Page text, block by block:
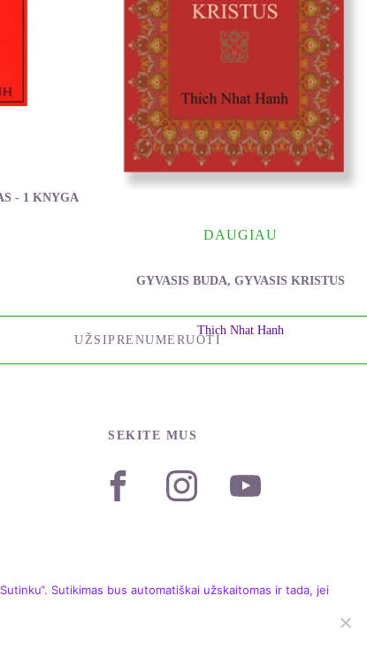
- 1 KNYGA
DAUGIAU
GYVASIS BUDA, GYVASIS KRISTUS
Thich Nhat Hanh
UŽSIPRENUMERUOTI
SEKITE MUS
Sutikimas bus automatiškai užskaitomas ir tada, jei